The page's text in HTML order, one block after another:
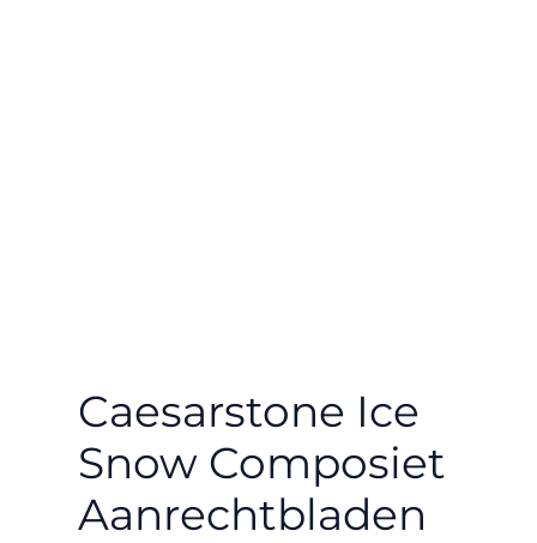
Caesarstone Ice
Snow Composiet
Aanrechtbladen